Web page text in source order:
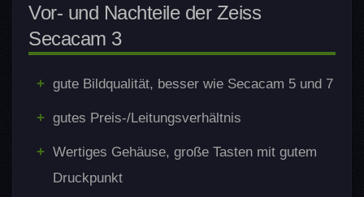
Mikrofonqualität
PIR-Sensor
Akkulaufzeit
Zubehör und Kompatibilität
Kabellose Verbindung &
Steuerung
Der Tarif / die Kosten
Die App
Bildsensor (native
Auflösung)
3 MP CMOS
Objektiv Sichtfeld
Blitz/Licht
nm; No-Glow)
Vor- und Nachteile der Zeiss
Secacam 3
gute Bildqualität, besser wie Secacam 5 und 7
gutes Preis-/Leitungsverhältnis
Wertiges Gehäuse, große Tasten mit gutem
Druckpunkt